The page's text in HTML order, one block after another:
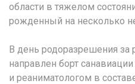
области в тяжелом
рожденный на несколько
В день родоразрешения
направлен борт
и реаниматологом в